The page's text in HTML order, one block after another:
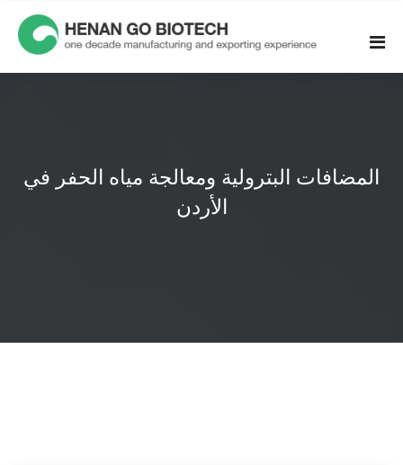
content
المضافات البترولية ومعالجة مياه الحفر في
الأردن